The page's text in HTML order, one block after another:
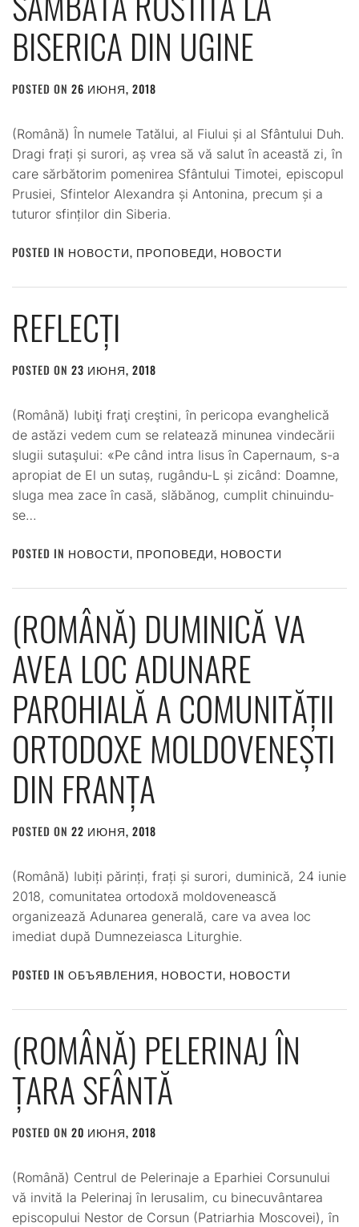
BISERICA DIN UGINE
POSTED ON 26 ИЮНЯ, 2018
(Română) În numele Tatălui, al Fiului și al Sfântului Duh.
Dragi frați și surori, aș vrea să vă salut în această zi, în
care sărbătorim pomenirea Sfântului Timotei, episcopul
Prusiei, Sfintelor Alexandra și Antonina, precum și a
tuturor sfinților din Siberia.
POSTED IN НОВОСТИ, ПРОПОВЕДИ, НОВОСТИ
REFLECȚI
POSTED ON 23 ИЮНЯ, 2018
(Română) Iubiţi fraţi creştini, în pericopa evanghelică
de astăzi vedem cum se relatează minunea vindecării
slugii sutaşului: «Pe când intra Iisus în Capernaum, s-a
apropiat de El un sutaș, rugându-L și zicând: Doamne,
sluga mea zace în casă, slăbănog, cumplit chinuindu-
se…
POSTED IN НОВОСТИ, ПРОПОВЕДИ, НОВОСТИ
(ROMÂNĂ) DUMINICĂ VA
AVEA LOC ADUNARE
PAROHIALĂ A COMUNITĂȚII
ORTODOXE MOLDOVENEȘTI
DIN FRANȚA
POSTED ON 22 ИЮНЯ, 2018
(Română) Iubiți părinți, frați și surori, duminică, 24 iunie
2018, comunitatea ortodoxă moldovenească
organizează Adunarea generală, care va avea loc
imediat după Dumnezeiasca Liturghie.
POSTED IN ОБЪЯВЛЕНИЯ, НОВОСТИ, НОВОСТИ
(ROMÂNĂ) PELERINAJ ÎN
ȚARA SFÂNTĂ
POSTED ON 20 ИЮНЯ, 2018
(Română) Centrul de Pelerinaje a Eparhiei Corsunului
vă invită la Pelerinaj în Ierusalim, cu binecuvântarea
episcopului Nestor de Corsun (Patriarhia Moscovei), în